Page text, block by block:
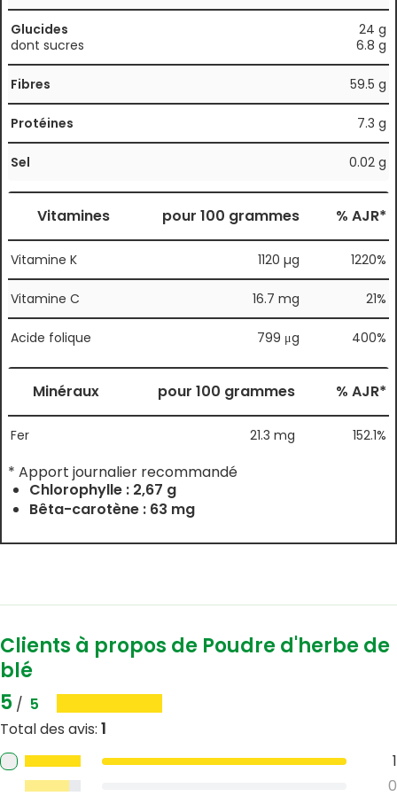
Glucides
dont sucres
24 g
6.8 g
Fibres 59.5 g
Protéines 7.3 g
Sel 0.02 g
Vitamines pour 100 grammes % AJR*
Vitamine K 1120 µg 1220%
Vitamine C 16.7 mg 21%
Acide folique 799 μg 400%
Minéraux pour 100 grammes % AJR*
Fer 21.3 mg 152.1%
* Apport journalier recommandé
Chlorophylle : 2,67 g
Bêta-carotène : 63 mg
Clients à propos de Poudre d'herbe de
blé
5 / 5
Total des avis: 1
1
0